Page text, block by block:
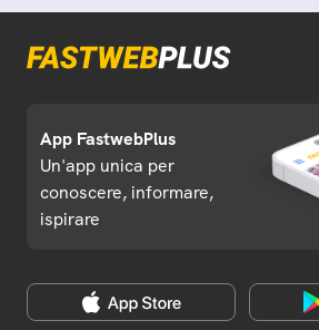
App FastwebPlus
Un'app unica per
conoscere, informare,
ispirare